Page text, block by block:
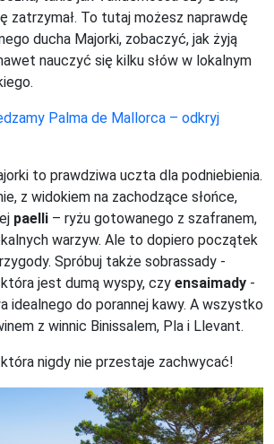
zatrzymał. To tutaj możesz naprawdę
ducha Majorki, zobaczyć, jak żyją
nauczyć się kilku słów w lokalnym
Palma de Mallorca – odkryj
to prawdziwa uczta dla podniebienia.
z widokiem na zachodzące słońce,
paelli – ryżu gotowanego z szafranem,
warzyw. Ale to dopiero początek
Spróbuj także sobrassady -
jest dumą wyspy, czy ensaimady -
idealnego do porannej kawy. A wszystko
z winnic Binissalem, Pla i Llevant.
nigdy nie przestaje zachwycać!